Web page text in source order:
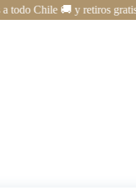
Chile 🚚 y retiros gratis